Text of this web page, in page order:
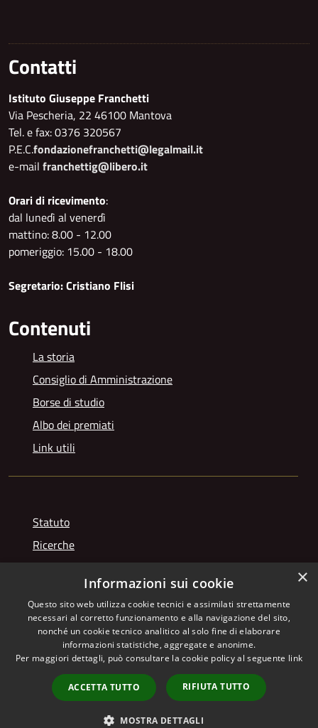
Contatti
Istituto Giuseppe Franchetti
Via Pescheria, 22 46100 Mantova
Tel. e fax: 0376 320567
P.E.C.fondazionefranchetti@legalmail.it
e-mail franchettig@libero.it
Orari di ricevimento:
dal lunedì al venerdì
mattino: 8.00 - 12.00
pomeriggio: 15.00 - 18.00
Segretario: Cristiano Flisi
Contenuti
La storia
Consiglio di Amministrazione
Borse di studio
Albo dei premiati
Link utili
Statuto
Ricerche
Videogallery
Photogallery
RSS
Accessibilità
Copyright © 2026 • Istituto
Giuseppe Franchetti • Powered
byMunicipium
Accesso
redazione
×
Informazioni sui cookie
Questo sito web utilizza cookie tecnici e assimilati strettamente
necessari al corretto funzionamento e alla navigazione del sito,
nonché un cookie tecnico analitico al solo fine di elaborare
informazioni statistiche, aggregate e anonime.
Per maggiori dettagli, può consultare la cookie policy al seguente link
ACCETTA TUTTO RIFIUTA TUTTO
MOSTRA DETTAGLI